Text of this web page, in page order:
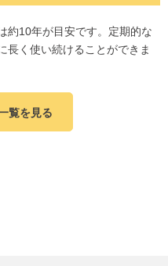
約10年が目安です。定期的な
長く使い続けることができま
覧を見る